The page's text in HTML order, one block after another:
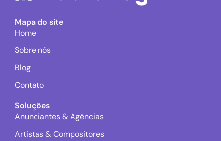
Mapa do site
Home
Sobre nós
Blog
Contato
Soluções
Anunciantes & Agências
Artistas & Compositores